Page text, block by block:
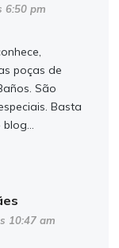
6:50 pm
poças de
São
Basta
10:47 am